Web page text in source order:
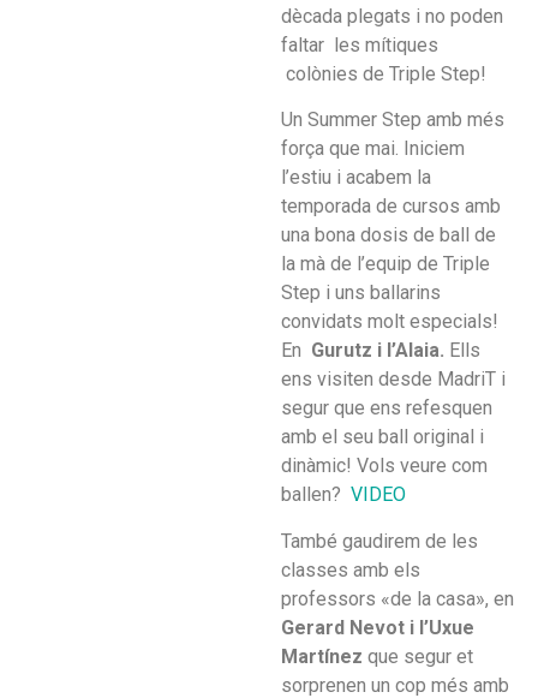
dècada plegats i no poden
faltar les mítiques
colònies de Triple Step!
Un Summer Step amb més
força que mai. Iniciem
l’estiu i acabem la
temporada de cursos amb
una bona dosis de ball de
la mà de l’equip de Triple
Step i uns ballarins
convidats molt especials!
En Gurutz i l’Alaia. Ells
ens visiten desde MadriT i
segur que ens refesquen
amb el seu ball original i
dinàmic! Vols veure com
ballen? VIDEO
També gaudirem de les
classes amb els
professors «de la casa», en
Gerard Nevot i l’Uxue
Martínez que segur et
sorprenen un cop més amb